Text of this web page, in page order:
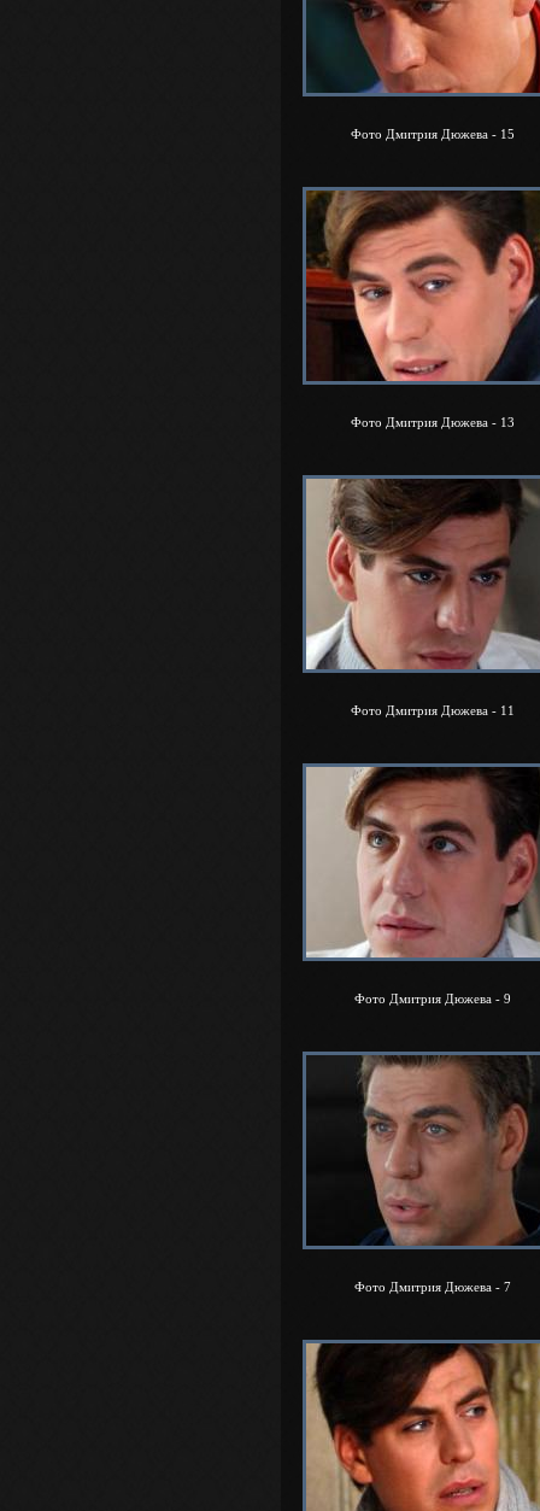
Фото Дмитрия Дюжева - 15
Фото Дмитрия Дюжева - 13
Фото Дмитрия Дюжева - 11
Фото Дмитрия Дюжева - 9
Фото Дмитрия Дюжева - 7